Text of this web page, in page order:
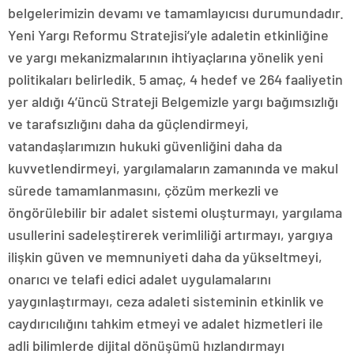
belgelerimizin devamı ve tamamlayıcısı durumundadır.
Yeni Yargı Reformu Stratejisi’yle adaletin etkinliğine
ve yargı mekanizmalarının ihtiyaçlarına yönelik yeni
politikaları belirledik. 5 amaç, 4 hedef ve 264 faaliyetin
yer aldığı 4’üncü Strateji Belgemizle yargı bağımsızlığı
ve tarafsızlığını daha da güçlendirmeyi,
vatandaşlarımızın hukuki güvenliğini daha da
kuvvetlendirmeyi, yargılamaların zamanında ve makul
sürede tamamlanmasını, çözüm merkezli ve
öngörülebilir bir adalet sistemi oluşturmayı, yargılama
usullerini sadeleştirerek verimliliği artırmayı, yargıya
ilişkin güven ve memnuniyeti daha da yükseltmeyi,
onarıcı ve telafi edici adalet uygulamalarını
yaygınlaştırmayı, ceza adaleti sisteminin etkinlik ve
caydırıcılığını tahkim etmeyi ve adalet hizmetleri ile
adli bilimlerde dijital dönüşümü hızlandırmayı